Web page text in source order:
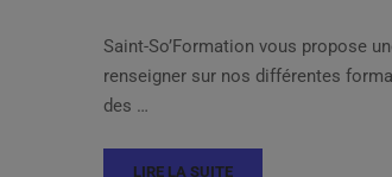
Saint-So’Formation vous propose
renseigner sur nos différentes
des …
LIRE LA SUITE